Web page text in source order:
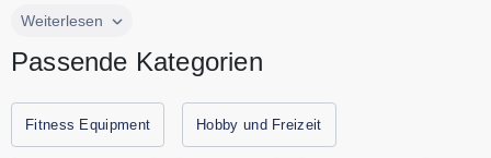
GORILLA SPORTS ist Dein Online Shop für Bodybuilding
an Fitnessgeräten und Fitnesszubehör zum günstigen Preis
fürs Fitnessstudio, bei GORILLA SPORTS findet jeder das
richtige Fitness Equipment. Spare jetzt durch
Weiterlesen
Passende Kategorien
Fitness Equipment Hobby und Freizeit